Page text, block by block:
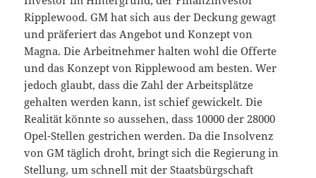
Ripplewood. GM hat sich aus der Deckung gewagt
und präferiert das Angebot und Konzept von
Magna. Die Arbeitnehmer halten wohl die Offerte
und das Konzept von Ripplewood am besten. Wer
jedoch glaubt, dass die Zahl der Arbeitsplätze
gehalten werden kann, ist schief gewickelt. Die
Realität könnte so aussehen, dass 10000 der 28000
Opel-Stellen gestrichen werden. Da die Insolvenz
von GM täglich droht, bringt sich die Regierung in
Stellung, um schnell mit der Staatsbürgschaft